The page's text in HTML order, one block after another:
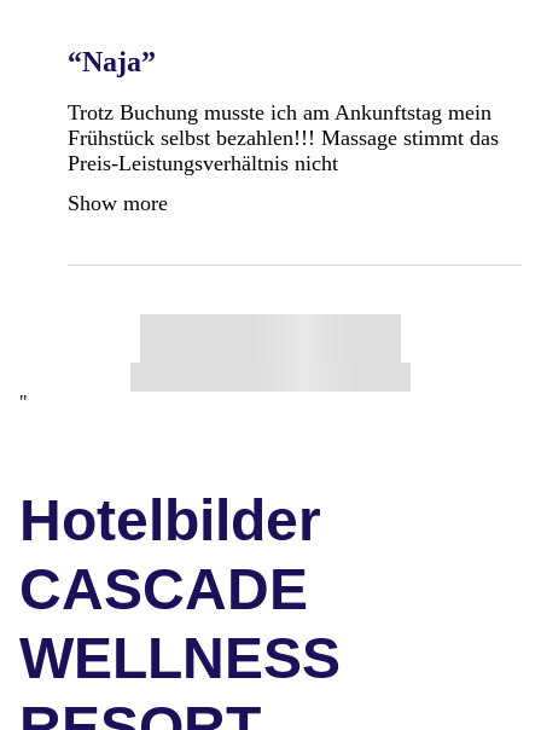
“Naja”
Trotz Buchung musste ich am Ankunftstag mein
Frühstück selbst bezahlen!!! Massage stimmt das
Preis-Leistungsverhältnis nicht
Show more
"
Hotelbilder
CASCADE
WELLNESS